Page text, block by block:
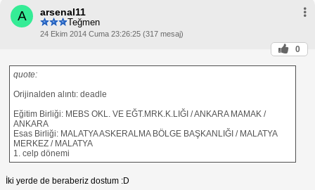
A arsenal11
Teğmen
24 Ekim 2014 Cuma 23:26:25 (317 mesaj)
0
quote:
Orijinalden alıntı: deadle
Eğitim Birliği: MEBS OKL. VE EĞT.MRK.K.LIĞI / ANKARA MAMAK /
ANKARA
Esas Birliği: MALATYA ASKERALMA BÖLGE BAŞKANLIĞI / MALATYA
MERKEZ / MALATYA
1. celp dönemi
İki yerde de beraberiz dostum :D